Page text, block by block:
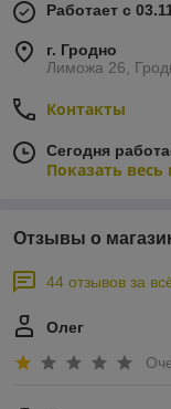
Работает с
г. Гродно
Лиможа 26,
Контакты
Сегодня
Показать
Отзывы о
44 отзывов за
Олег